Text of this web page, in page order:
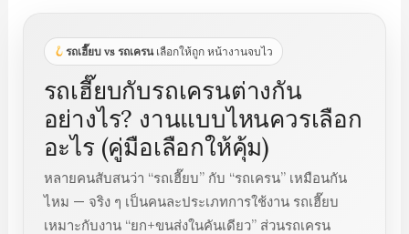
รถเฮี๊ยบ vs รถเครนเลือกให้ถูก หน้างานจบไว
รถเฮี๊ยบกับรถเครนต่างกัน
อย่างไร? งานแบบไหนควรเลือก
อะไร (คู่มือเลือกให้คุ้ม)
หลายคนสับสนว่า “รถเฮี๊ยบ” กับ “รถเครน” เหมือนกัน
ไหม — จริง ๆ เป็นคนละประเภทการใช้งาน รถเฮี๊ยบ
เหมาะกับงาน “ยก+ขนส่งในคันเดียว” ส่วนรถเครน